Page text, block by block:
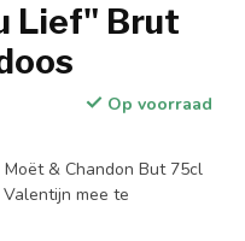
Lief" Brut
Op voorraad
& Chandon But 75cl
mee te